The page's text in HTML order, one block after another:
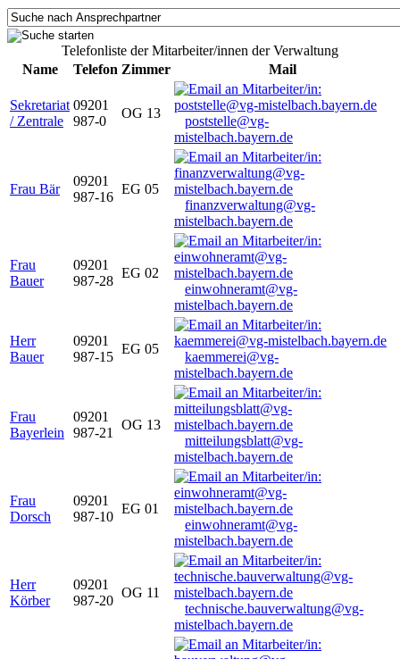
Telefonliste der Mitarbeiter/innen der Verwaltung
Name
Telefon Zimmer Mail
Sekretariat
/ Zentrale
09201
987-0
OG 13
poststelle@vg-
mistelbach.bayern.de
Frau Bär
09201
987-16
EG 05
finanzverwaltung@vg-
mistelbach.bayern.de
Frau
Bauer
09201
987-28
EG 02
einwohneramt@vg-
mistelbach.bayern.de
Herr
Bauer
09201
987-15
EG 05
kaemmerei@vg-
mistelbach.bayern.de
Frau
Bayerlein
09201
987-21
OG 13
mitteilungsblatt@vg-
mistelbach.bayern.de
Frau
Dorsch
09201
987-10
EG 01
einwohneramt@vg-
mistelbach.bayern.de
Herr
Körber
09201
987-20
OG 11
technische.bauverwaltung@vg-
mistelbach.bayern.de